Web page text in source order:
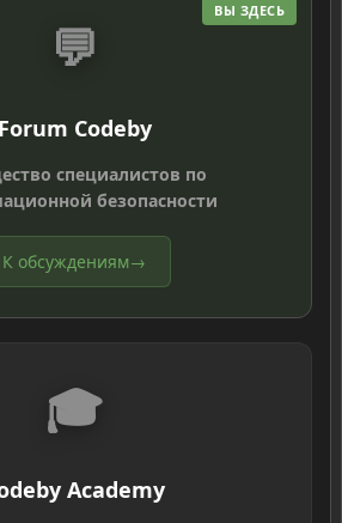
ВЫ ЗДЕСЬ
💬
Forum Codeby
специалистов по
безопасности
К обсуждениям→
🎓
Academy